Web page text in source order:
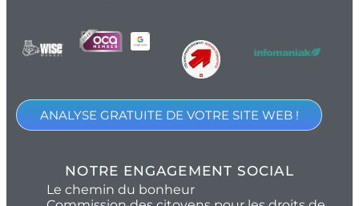
ANALYSE GRATUITE DE VOTRE SITE WEB !
NOTRE ENGAGEMENT SOCIAL
Le chemin du bonheur